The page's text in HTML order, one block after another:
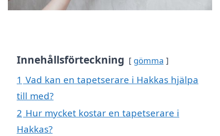
Innehållsförteckning gömma
1 Vad kan en tapetserare i Hakkas hjälpa
till med?
2 Hur mycket kostar en tapetserare i
Hakkas?